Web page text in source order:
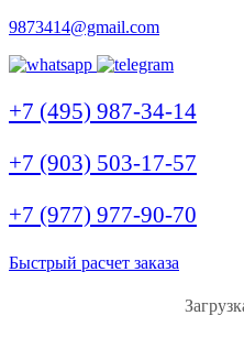
9873414@gmail.com
+7 (495) 987-34-14
+7 (903) 503-17-57
+7 (977) 977-90-70
Быстрый расчет заказа